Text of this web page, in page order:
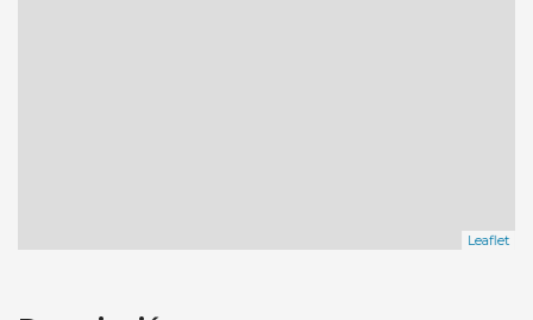
Leaflet